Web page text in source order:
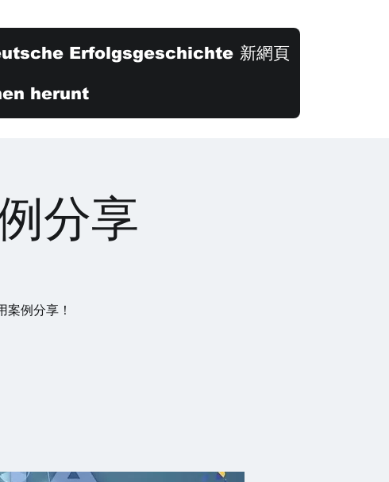
Erfolgsgeschichte 新網頁
herunt
分享
例分享！